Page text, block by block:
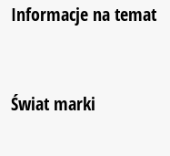
Informacje na temat
Świat marki